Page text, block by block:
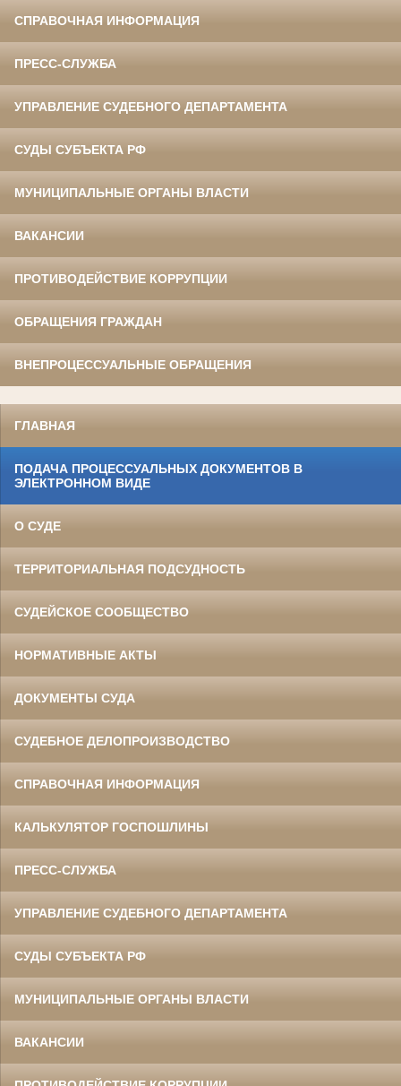
СПРАВОЧНАЯ ИНФОРМАЦИЯ
ПРЕСС-СЛУЖБА
УПРАВЛЕНИЕ СУДЕБНОГО ДЕПАРТАМЕНТА
СУДЫ СУБЪЕКТА РФ
МУНИЦИПАЛЬНЫЕ ОРГАНЫ ВЛАСТИ
ВАКАНСИИ
ПРОТИВОДЕЙСТВИЕ КОРРУПЦИИ
ОБРАЩЕНИЯ ГРАЖДАН
ВНЕПРОЦЕССУАЛЬНЫЕ ОБРАЩЕНИЯ
ГЛАВНАЯ
ПОДАЧА ПРОЦЕССУАЛЬНЫХ ДОКУМЕНТОВ В
ЭЛЕКТРОННОМ ВИДЕ
О СУДЕ
ТЕРРИТОРИАЛЬНАЯ ПОДСУДНОСТЬ
СУДЕЙСКОЕ СООБЩЕСТВО
НОРМАТИВНЫЕ АКТЫ
ДОКУМЕНТЫ СУДА
СУДЕБНОЕ ДЕЛОПРОИЗВОДСТВО
СПРАВОЧНАЯ ИНФОРМАЦИЯ
КАЛЬКУЛЯТОР ГОСПОШЛИНЫ
ПРЕСС-СЛУЖБА
УПРАВЛЕНИЕ СУДЕБНОГО ДЕПАРТАМЕНТА
СУДЫ СУБЪЕКТА РФ
МУНИЦИПАЛЬНЫЕ ОРГАНЫ ВЛАСТИ
ВАКАНСИИ